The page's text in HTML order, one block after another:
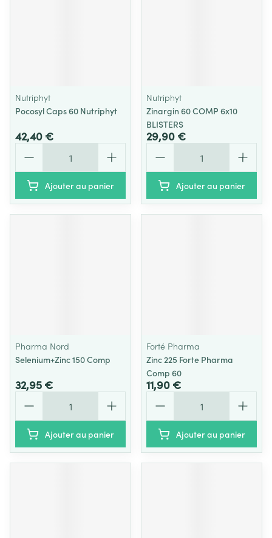
Nutriphyt
Pocosyl Caps 60 Nutriphyt
42,40 €
Ajouter au panier
Nutriphyt
Zinargin 60 COMP 6x10
BLISTERS
29,90 €
Ajouter au panier
Pharma Nord
Selenium+Zinc 150 Comp
32,95 €
Ajouter au panier
Forté Pharma
Zinc 225 Forte Pharma
Comp 60
11,90 €
Ajouter au panier